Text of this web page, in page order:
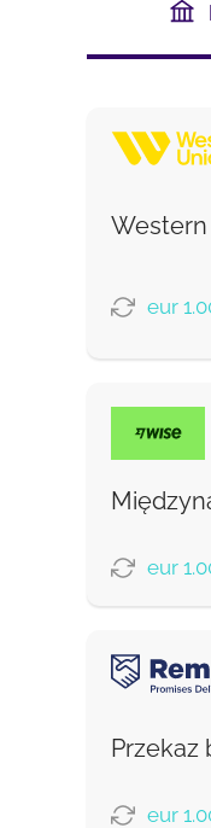
eur
eur
Prowizja
Przekaz
eur